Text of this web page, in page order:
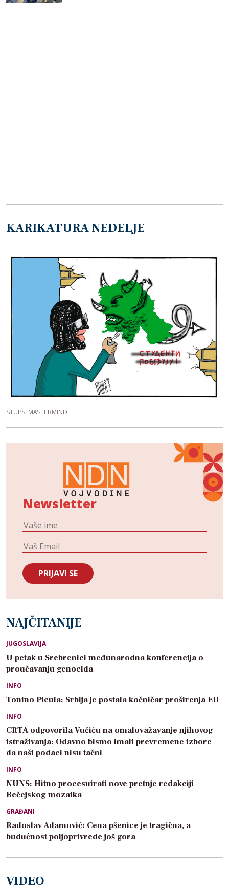
KARIKATURA NEDELJE
STUPS: MASTERMIND
Newsletter
NAJČITANIJE
JUGOSLAVIJA
U petak u Srebrenici međunarodna konferencija o
proučavanju genocida
INFO
Tonino Picula: Srbija je postala kočničar proširenja EU
INFO
CRTA odgovorila Vučiću na omalovažavanje njihovog
istraživanja: Odavno bismo imali prevremene izbore
da naši podaci nisu tačni
INFO
NUNS: Hitno procesuirati nove pretnje redakciji
Bečejskog mozaika
GRAĐANI
Radoslav Adamović: Cena pšenice je tragična, a
budućnost poljoprivrede još gora
VIDEO